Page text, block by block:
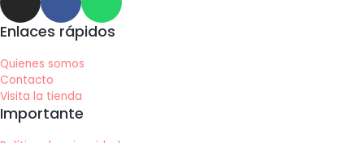
Enlaces rápidos
Quienes somos
Contacto
Visita la tienda
Importante